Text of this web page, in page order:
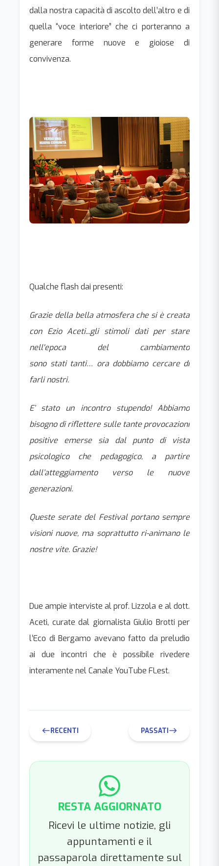
dalla nostra capacità di ascolto dell’altro e di
quella “voce interiore” che ci porteranno a
generare forme nuove e gioiose di
convivenza.
Qualche flash dai presenti:
Grazie della bella atmosfera che si è creata
con Ezio Aceti...gli stimoli dati per stare
nell'epoca del cambiamento
sono stati tanti… ora dobbiamo cercare di
farli nostri.
E’ stato un incontro stupendo! Abbiamo
bisogno di riflettere sulle tante provocazioni
positive emerse sia dal punto di vista
psicologico che pedagogico, a partire
dall’atteggiamento verso le nuove
generazioni.
Queste serate del Festival portano sempre
visioni nuove, ma soprattutto ri-animano le
nostre vite. Grazie!
Due ampie interviste al prof. Lizzola e al dott.
Aceti, curate dal giornalista Giulio Brotti per
l’Eco di Bergamo avevano fatto da preludio
ai due incontri che è possibile rivedere
interamente nel Canale YouTube FLest.
westRECENTI PASSATIeast
RESTA AGGIORNATO
Ricevi le ultime notizie, gli
appuntamenti e il
passaparola direttamente sul